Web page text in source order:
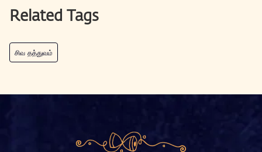
Related Tags
சிவ தத்துவம்